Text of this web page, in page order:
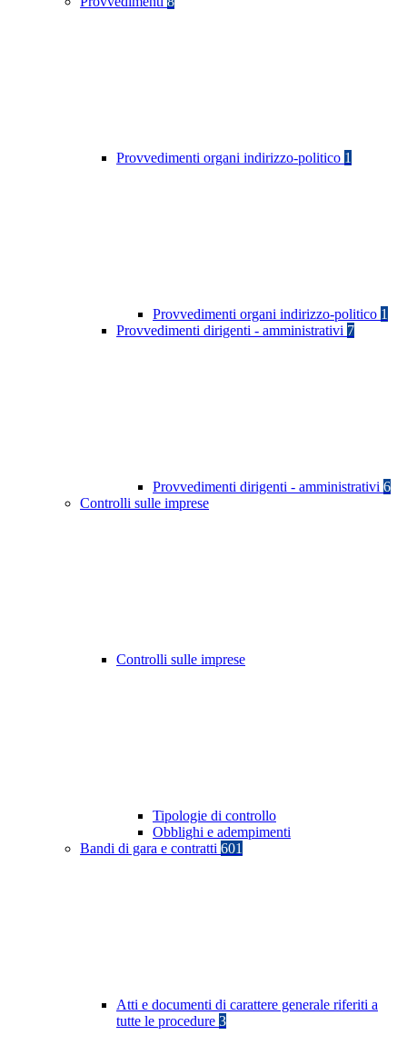
Provvedimenti organi indirizzo-politico 1
Provvedimenti organi indirizzo-politico 1
Provvedimenti dirigenti - amministrativi 7
Provvedimenti dirigenti - amministrativi 6
Controlli sulle imprese
Controlli sulle imprese
Tipologie di controllo
Obblighi e adempimenti
Bandi di gara e contratti 601
Atti e documenti di carattere generale riferiti a
tutte le procedure 3